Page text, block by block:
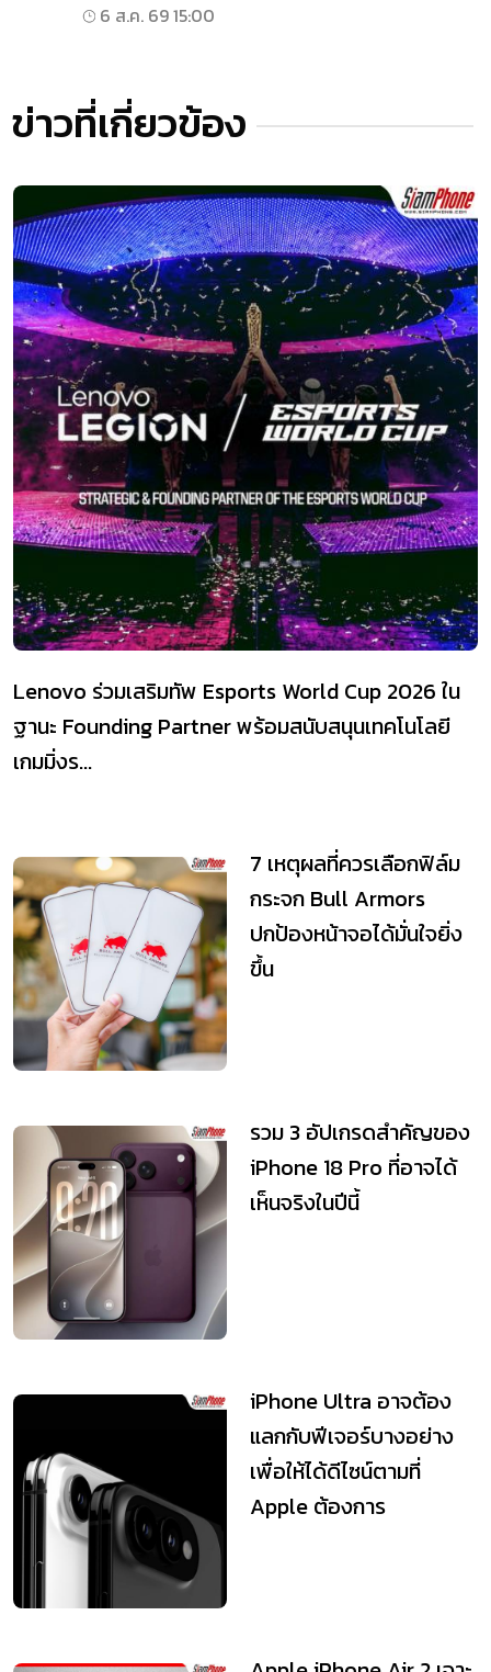
6 ส.ค. 69 15:00
ข่าวที่เกี่ยวข้อง
Lenovo ร่วมเสริมทัพ Esports World Cup 2026 ใน
ฐานะ Founding Partner พร้อมสนับสนุนเทคโนโลยี
เกมมิ่งร...
7 เหตุผลที่ควรเลือกฟิล์ม
กระจก Bull Armors
ปกป้องหน้าจอได้มั่นใจยิ่ง
ขึ้น
รวม 3 อัปเกรดสำคัญของ
iPhone 18 Pro ที่อาจได้
เห็นจริงในปีนี้
iPhone Ultra อาจต้อง
แลกกับฟีเจอร์บางอย่าง
เพื่อให้ได้ดีไซน์ตามที่
Apple ต้องการ